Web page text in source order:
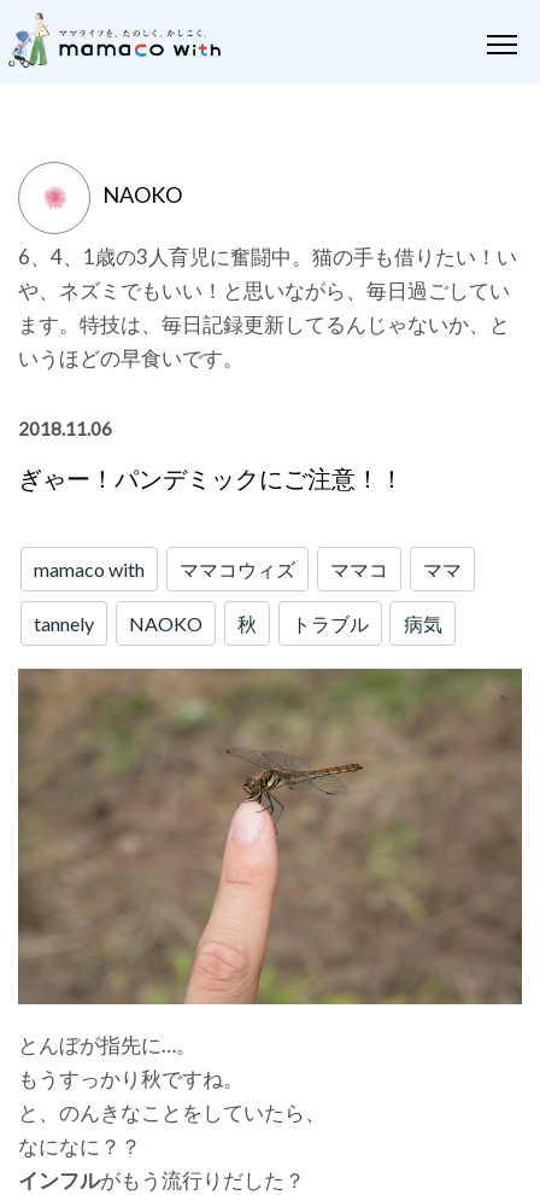
NAOKO
6、4、1歳の3人育児に奮闘中。猫の手も借りたい！い
や、ネズミでもいい！と思いながら、毎日過ごしてい
ます。特技は、毎日記録更新してるんじゃないか、と
いうほどの早食いです。
2018.11.06
ぎゃー！パンデミックにご注意！！
mamaco with ママコウィズ ママコ ママ
tannely NAOKO 秋 トラブル 病気
とんぼが指先に…。
もうすっかり秋ですね。
と、のんきなことをしていたら、
なになに？？
インフルがもう流行りだした？